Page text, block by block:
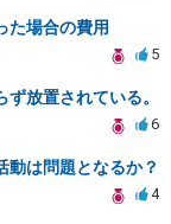
場合の費用
5
放置されている。
6
動は問題となるか？
4